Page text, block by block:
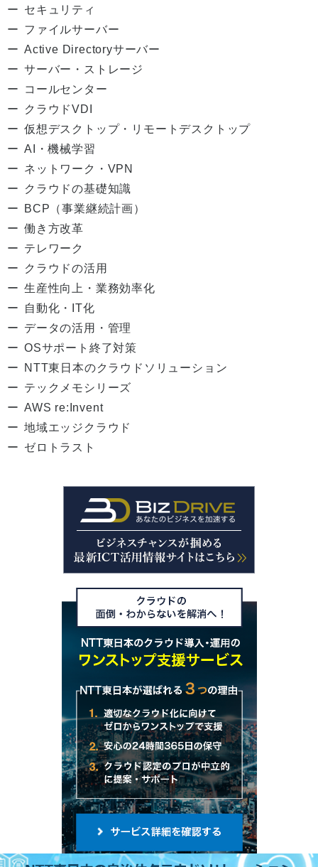
セキュリティ
ファイルサーバー
Active Directoryサーバー
サーバー・ストレージ
コールセンター
クラウドVDI
仮想デスクトップ・リモートデスクトップ
AI・機械学習
ネットワーク・VPN
クラウドの基礎知識
BCP（事業継続計画）
働き方改革
テレワーク
クラウドの活用
生産性向上・業務効率化
自動化・IT化
データの活用・管理
OSサポート終了対策
NTT東日本のクラウドソリューション
テックメモシリーズ
AWS re:Invent
地域エッジクラウド
ゼロトラスト